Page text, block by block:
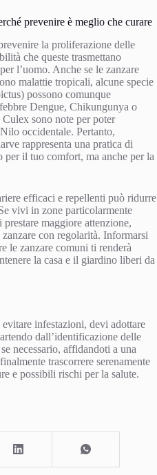
prevenire è meglio che curare
la proliferazione delle
che queste trasmettano
l’uomo. Anche se le zanzare
malattie tropicali, alcune specie
possono comunque
Dengue, Chikungunya o
sono note per poter
occidentale. Pertanto,
rappresenta una pratica di
per il tuo comfort, ma anche per la
efficaci e repellenti può ridurre
vivi in zone particolarmente
maggiore attenzione,
con regolarità. Informarsi
le zanzare comuni ti renderà
la casa e il giardino liberi da
infestazioni, devi adottare
dall’identificazione delle
necessario, affidandoti a una
trascorrere serenamente
e possibili rischi per la salute.